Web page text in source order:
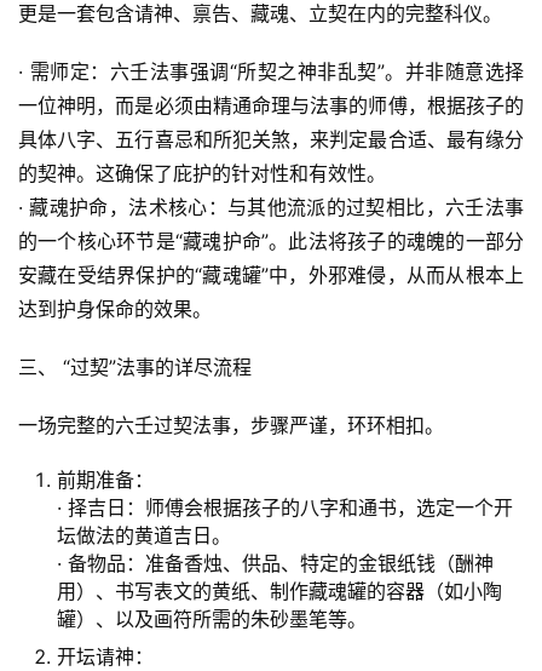
更是一套包含请神、禀告、藏魂、立契在内的完整科仪。
· 需师定：六壬法事强调“所契之神非乱契”。并非随意选择
一位神明，而是必须由精通命理与法事的师傅，根据孩子的
具体八字、五行喜忌和所犯关煞，来判定最合适、最有缘分
的契神。这确保了庇护的针对性和有效性。
· 藏魂护命，法术核心：与其他流派的过契相比，六壬法事
的一个核心环节是“藏魂护命”。此法将孩子的魂魄的一部分
安藏在受结界保护的“藏魂罐”中，外邪难侵，从而从根本上
达到护身保命的效果。
三、 “过契”法事的详尽流程
一场完整的六壬过契法事，步骤严谨，环环相扣。
前期准备：
· 择吉日：师傅会根据孩子的八字和通书，选定一个开
坛做法的黄道吉日。
· 备物品：准备香烛、供品、特定的金银纸钱（酬神
用）、书写表文的黄纸、制作藏魂罐的容器（如小陶
罐）、以及画符所需的朱砂墨笔等。
开坛请神：